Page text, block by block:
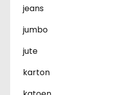
jeans
jumbo
jute
karton